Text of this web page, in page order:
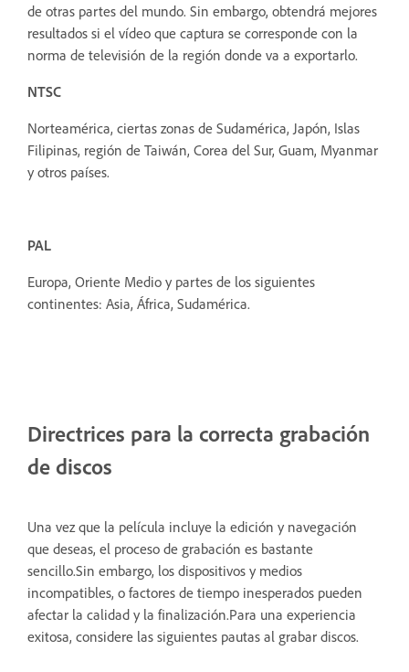
de otras partes del mundo. Sin embargo, obtendrá mejores
resultados si el vídeo que captura se corresponde con la
norma de televisión de la región donde va a exportarlo.
NTSC
Norteamérica, ciertas zonas de Sudamérica, Japón, Islas
Filipinas, región de Taiwán, Corea del Sur, Guam, Myanmar
y otros países.
PAL
Europa, Oriente Medio y partes de los siguientes
continentes: Asia, África, Sudamérica.
Directrices para la correcta grabación
de discos
Una vez que la película incluye la edición y navegación
que deseas, el proceso de grabación es bastante
sencillo.Sin embargo, los dispositivos y medios
incompatibles, o factores de tiempo inesperados pueden
afectar la calidad y la finalización.Para una experiencia
exitosa, considere las siguientes pautas al grabar discos.